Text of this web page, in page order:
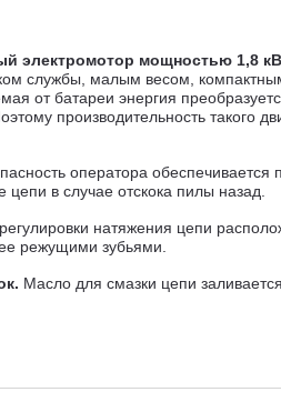
электромотор мощностью 1,8
службы, малым весом,
от батареи энергия
производительность такого
оператора
в случае отскока пилы назад.
натяжения цепи
режущими зубьями.
Масло для смазки цепи